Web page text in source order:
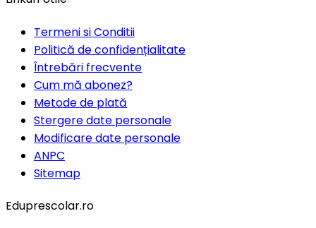
Termeni si Conditii
Politică de confidențialitate
Întrebări frecvente
Cum mă abonez?
Metode de plată
Stergere date personale
Modificare date personale
ANPC
Sitemap
Eduprescolar.ro